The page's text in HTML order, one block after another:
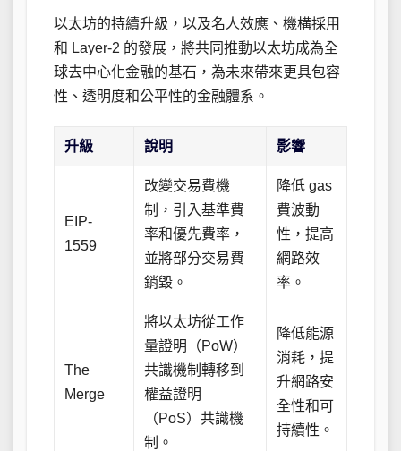
以太坊的持續升級，以及名人效應、機構採用
和 Layer-2 的發展，將共同推動以太坊成為全
球去中心化金融的基石，為未來帶來更具包容
性、透明度和公平性的金融體系。
升級 說明 影響
EIP-
1559
改變交易費機
制，引入基準費
率和優先費率，
並將部分交易費
銷毀。
降低 gas
費波動
性，提高
網路效
率。
The
Merge
將以太坊從工作
量證明（PoW）
共識機制轉移到
權益證明
（PoS）共識機
制。
降低能源
消耗，提
升網路安
全性和可
持續性。